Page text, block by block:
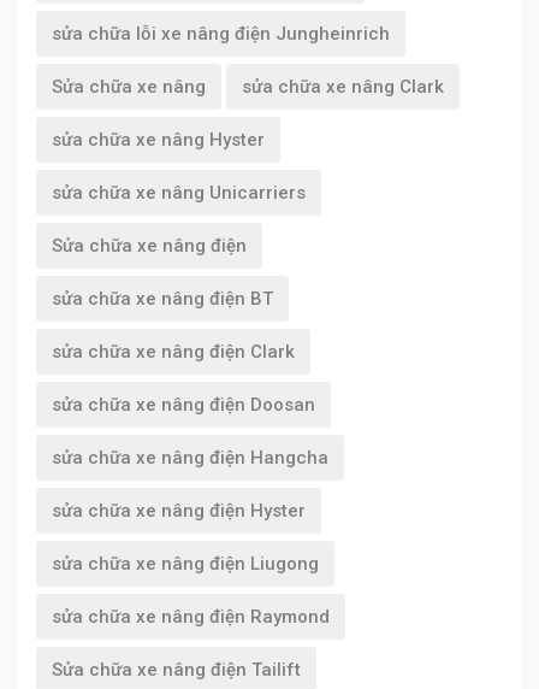
sửa chữa lỗi xe nâng điện Jungheinrich
Sửa chữa xe nâng sửa chữa xe nâng Clark
sửa chữa xe nâng Hyster
sửa chữa xe nâng Unicarriers
Sửa chữa xe nâng điện
sửa chữa xe nâng điện BT
sửa chữa xe nâng điện Clark
sửa chữa xe nâng điện Doosan
sửa chữa xe nâng điện Hangcha
sửa chữa xe nâng điện Hyster
sửa chữa xe nâng điện Liugong
sửa chữa xe nâng điện Raymond
Sửa chữa xe nâng điện Tailift